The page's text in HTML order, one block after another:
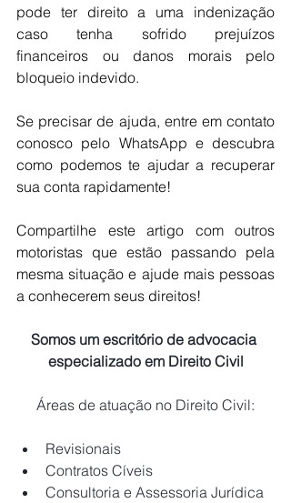
pode ter direito a uma indenização
caso tenha sofrido prejuízos
financeiros ou danos morais pelo
bloqueio indevido.
Se precisar de ajuda, entre em contato
conosco pelo WhatsApp e descubra
como podemos te ajudar a recuperar
sua conta rapidamente!
Compartilhe este artigo com outros
motoristas que estão passando pela
mesma situação e ajude mais pessoas
a conhecerem seus direitos!
Somos um escritório de advocacia
especializado em Direito Civil
Áreas de atuação no Direito Civil:
Revisionais
Contratos Cíveis
Consultoria e Assessoria Jurídica